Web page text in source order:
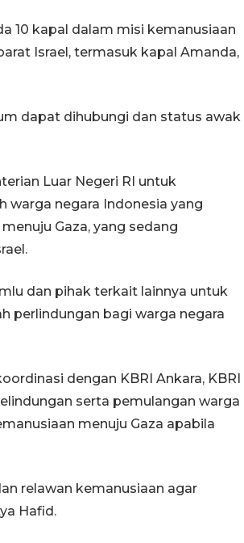
10 kapal dalam misi kemanusiaan
Israel, termasuk kapal Amanda,
dapat dihubungi dan status awak
Luar Negeri RI untuk
warga negara Indonesia yang
Gaza, yang sedang
dan pihak terkait lainnya untuk
perlindungan bagi warga negara
dengan KBRI Ankara, KBRI
serta pemulangan warga
menuju Gaza apabila
relawan kemanusiaan agar
Hafid.